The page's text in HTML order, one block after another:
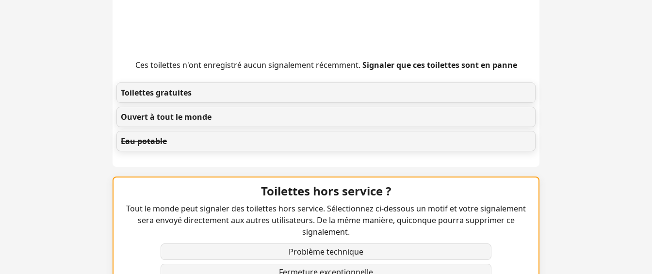
Ces toilettes n'ont enregistré aucun signalement récemment. Signaler que ces toilettes sont en panne
Toilettes gratuites
Ouvert à tout le monde
Eau potable
Toilettes hors service ?
Tout le monde peut signaler des toilettes hors service. Sélectionnez ci-dessous un motif et votre signalement
sera envoyé directement aux autres utilisateurs. De la même manière, quiconque pourra supprimer ce
signalement.
Problème technique